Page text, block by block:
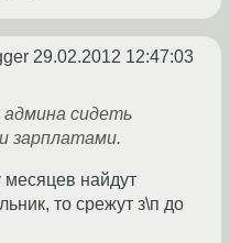
29.02.2012 12:47:03
админа сидеть
зарплатами.
месяцев найдут
то срежут з\п до